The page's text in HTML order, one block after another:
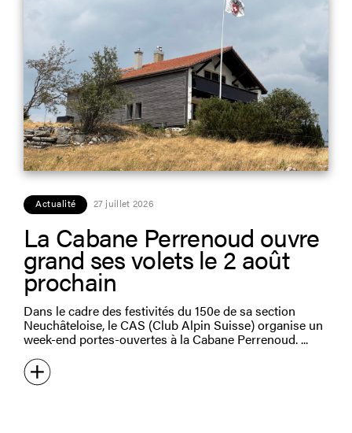
Actualité 27 juillet 2026
La Cabane Perrenoud ouvre
grand ses volets le 2 août
prochain
Dans le cadre des festivités du 150e de sa section
Neuchâteloise, le CAS (Club Alpin Suisse) organise un
week-end portes-ouvertes à la Cabane Perrenoud.